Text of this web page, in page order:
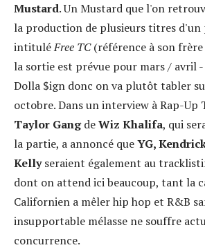
Mustard. Un Mustard que l'on
la production de plusieurs titres d'un
intituléFree TC(référence à son
la sortie est prévue pour mars / avril
Dolla $ign donc on va plutôt tabler
octobre. Dans un interview à Rap-Up
Taylor GangdeWiz Khalifa, qui
la partie, a annoncé queYG,
Kellyseraient également au
dont on attend ici beaucoup, tant la
Californien a mêler hip hop et R&B
insupportable mélasse ne souffre
concurrence.